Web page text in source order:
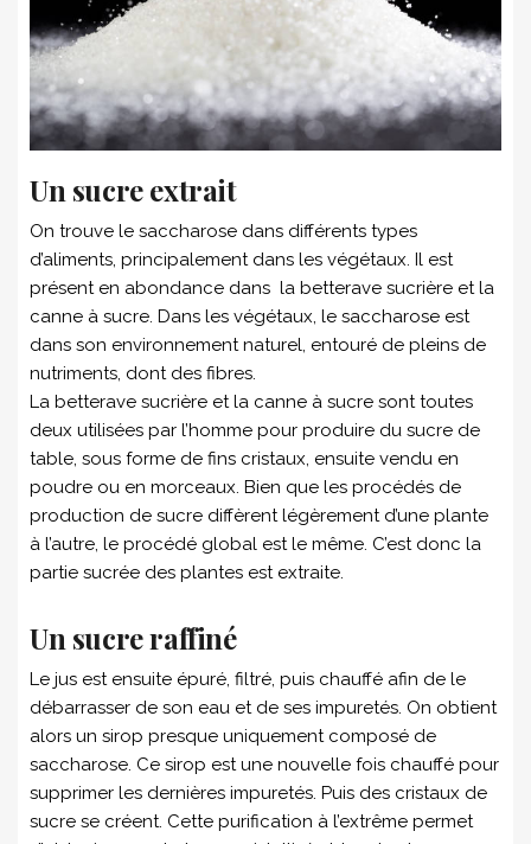
Un sucre extrait
On trouve le saccharose dans différents types
d’aliments, principalement dans les végétaux. Il est
présent en abondance dans la betterave sucrière et la
canne à sucre. Dans les végétaux, le saccharose est
dans son environnement naturel, entouré de pleins de
nutriments, dont des fibres.
La betterave sucrière et la canne à sucre sont toutes
deux utilisées par l’homme pour produire du sucre de
table, sous forme de fins cristaux, ensuite vendu en
poudre ou en morceaux. Bien que les procédés de
production de sucre diffèrent légèrement d’une plante
à l’autre, le procédé global est le même. C’est donc la
partie sucrée des plantes est extraite.
Un sucre raffiné
Le jus est ensuite épuré, filtré, puis chauffé afin de le
débarrasser de son eau et de ses impuretés. On obtient
alors un sirop presque uniquement composé de
saccharose. Ce sirop est une nouvelle fois chauffé pour
supprimer les dernières impuretés. Puis des cristaux de
sucre se créent. Cette purification à l’extrême permet